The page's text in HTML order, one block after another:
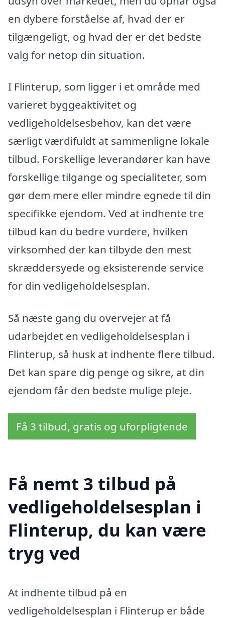
en dybere forståelse af, hvad der er
tilgængeligt, og hvad der er det bedste
valg for netop din situation.
I Flinterup, som ligger i et område med
varieret byggeaktivitet og
vedligeholdelsesbehov, kan det være
særligt værdifuldt at sammenligne lokale
tilbud. Forskellige leverandører kan have
forskellige tilgange og specialiteter, som
gør dem mere eller mindre egnede til din
specifikke ejendom. Ved at indhente tre
tilbud kan du bedre vurdere, hvilken
virksomhed der kan tilbyde den mest
skræddersyede og eksisterende service
for din vedligeholdelsesplan.
Så næste gang du overvejer at få
udarbejdet en vedligeholdelsesplan i
Flinterup, så husk at indhente flere tilbud.
Det kan spare dig penge og sikre, at din
ejendom får den bedste mulige pleje.
Få 3 tilbud, gratis og uforpligtende
Få nemt 3 tilbud på
vedligeholdelsesplan i
Flinterup, du kan være
tryg ved
At indhente tilbud på en
vedligeholdelsesplan i Flinterup er både